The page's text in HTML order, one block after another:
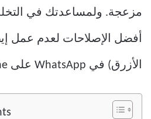
مزعجة. ولمساعدتك في
أفضل الإصلاحات لعدم عمل
الأزرق) في WhatsApp على iPhone وAndroid.